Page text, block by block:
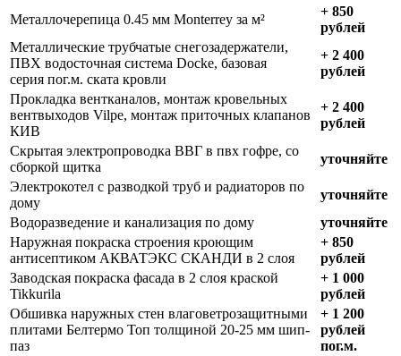
Металлочерепица 0.45 мм Monterrey за м²
+ 850
рублей
Металлические трубчатые снегозадержатели,
ПВХ водосточная система Docke, базовая
серия пог.м. ската кровли
+ 2 400
рублей
Прокладка вентканалов, монтаж кровельных
вентвыходов Vilpe, монтаж приточных клапанов
КИВ
+ 2 400
рублей
Скрытая электропроводка ВВГ в пвх гофре, со
сборкой щитка
уточняйте
Электрокотел с разводкой труб и радиаторов по
дому
уточняйте
Водоразведение и канализация по дому
уточняйте
Наружная покраска строения кроющим
антисептиком АКВАТЭКС СКАНДИ в 2 слоя
+ 850
рублей
Заводская покраска фасада в 2 слоя краской
Tikkurila
+ 1 000
рублей
Обшивка наружных стен влаговетрозащитными
плитами Белтермо Топ толщиной 20-25 мм шип-
паз
+ 1 200
рублей
пог.м.